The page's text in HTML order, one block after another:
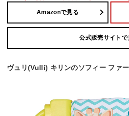
Amazonで見る
公式販売サイトで
ヴュリ(Vulli) キリンのソフィー ファ